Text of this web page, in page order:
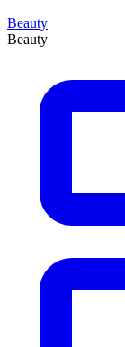
Beauty
Beauty